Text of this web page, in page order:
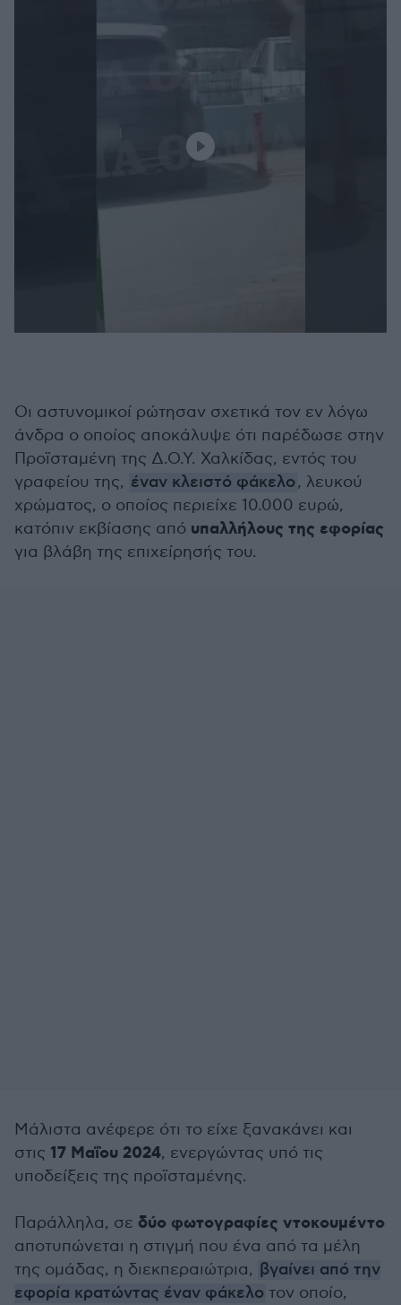
Οι αστυνομικοί ρώτησαν σχετικά τον εν λόγω
άνδρα ο οποίος αποκάλυψε ότι παρέδωσε στην
Προϊσταμένη της Δ.Ο.Υ. Χαλκίδας, εντός του
γραφείου της, έναν κλειστό φάκελο, λευκού
χρώματος, ο οποίος περιείχε 10.000 ευρώ,
κατόπιν εκβίασης από υπαλλήλους της εφορίας
για βλάβη της επιχείρησής του.
Μάλιστα ανέφερε ότι το είχε ξανακάνει και
στις 17 Μαΐου 2024, ενεργώντας υπό τις
υποδείξεις της προϊσταμένης.
Παράλληλα, σε δύο φωτογραφίες ντοκουμέντο
αποτυπώνεται η στιγμή που ένα από τα μέλη
της ομάδας, η διεκπεραιώτρια, βγαίνει από την
εφορία κρατώντας έναν φάκελο τον οποίο,